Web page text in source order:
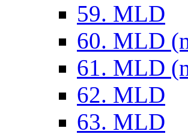
59. MLD
60. MLD
61. MLD
62. MLD
63. MLD